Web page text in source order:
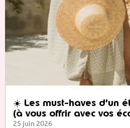
☀️ Les must-haves d’un
(à vous offrir avec vos
25 juin 2026